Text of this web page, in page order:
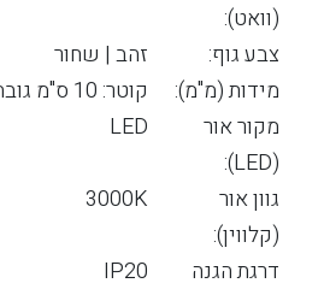
(וואט):
צבע גוף:
זהב | שחור
מידות (מ"מ):
קוטר: 10 ס"מ גובה: 13.2 ס"מ
מקור אור
(LED):
LED
גוון אור
(קלווין):
3000K
דרגת הגנה
IP20